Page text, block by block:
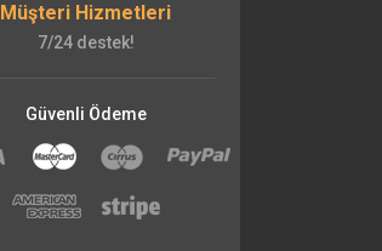
Müşteri Hizmetleri
7/24 destek!
Güvenli Ödeme